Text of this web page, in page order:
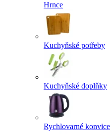
Hrnce
Kuchyňské potřeby
Kuchyňské doplňky
Rychlovarné konvice